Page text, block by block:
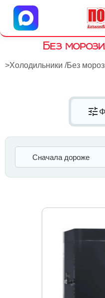
Центр
г.
Без
>Холодильники /Без
tune